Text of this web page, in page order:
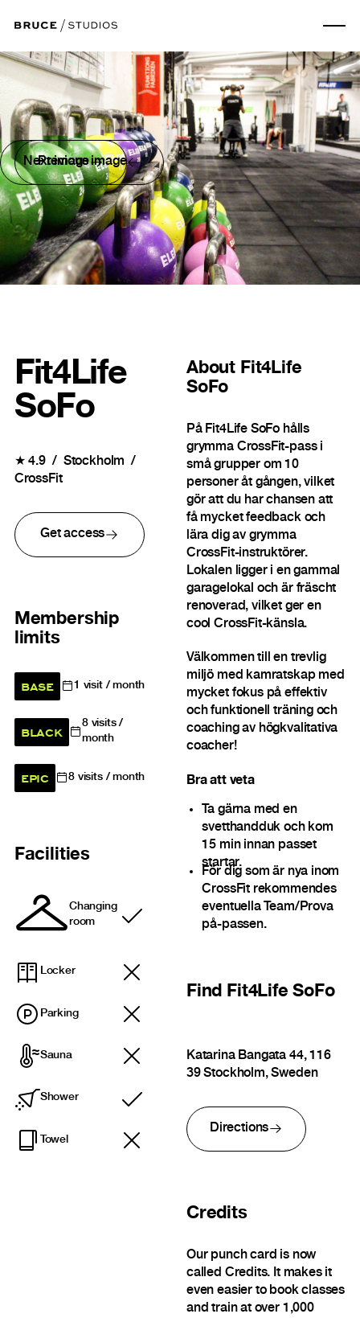
Previous image
Next image
Fit4Life
SoFo
★4.9
Stockholm
CrossFit
Get access
Membership
limits
BASE 1 visit / month
BLACK 8visits /
month
EPIC 8visits / month
Facilities
Changing
room
Included
Locker
Parking
Sauna
Shower
Included
Towel
About Fit4Life
SoFo
På Fit4Life SoFo hålls
grymma CrossFit-pass i
små grupper om 10
personer åt gången, vilket
gör att du har chansen att
få mycket feedback och
lära dig av grymma
CrossFit-instruktörer.
Lokalen ligger i en gammal
garagelokal och är fräscht
renoverad, vilket ger en
cool CrossFit-känsla.
Välkommen till en trevlig
miljö med kamratskap med
mycket fokus på effektiv
och funktionell träning och
coaching av högkvalitativa
coacher!
Bra att veta
Ta gärna med en
svetthandduk och kom
15 min innan passet
startar.
För dig som är nya inom
CrossFit rekommendes
eventuella Team/Prova
på-passen.
Find Fit4Life SoFo
Katarina Bangata 44, 116
39 Stockholm, Sweden
Directions
Credits
Our punch card is now
called Credits. It makes it
even easier to book classes
and train at over 1,000